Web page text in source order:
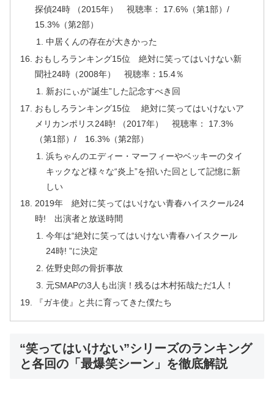
探偵24時 （2015年） 視聴率： 17.6%（第1部）/
15.3%（第2部）
中居くんの存在が大きかった
おもしろランキング15位 絶対に笑ってはいけない新
聞社24時（2008年） 視聴率：15.4％
新おにぃが“誕生”した記念すべき回
おもしろランキング15位 絶対に笑ってはいけないア
メリカンポリス24時! （2017年） 視聴率： 17.3%
（第1部）/ 16.3%（第2部）
浜ちゃんのエディー・マーフィーやベッキーのタイ
キックなど様々な“炎上”を招いた回として記憶に新
しい
2019年 絶対に笑ってはいけない青春ハイスクール24
時! 出演者と放送時間
今年は“絶対に笑ってはいけない青春ハイスクール
24時! ”に決定
佐野史郎の骨折事故
元SMAPの3人も出演！残るは木村拓哉ただ1人！
『ガキ使』と共に育ってきた僕たち
“笑ってはいけない”シリーズのランキング
と各回の「最爆笑シーン」を徹底解説